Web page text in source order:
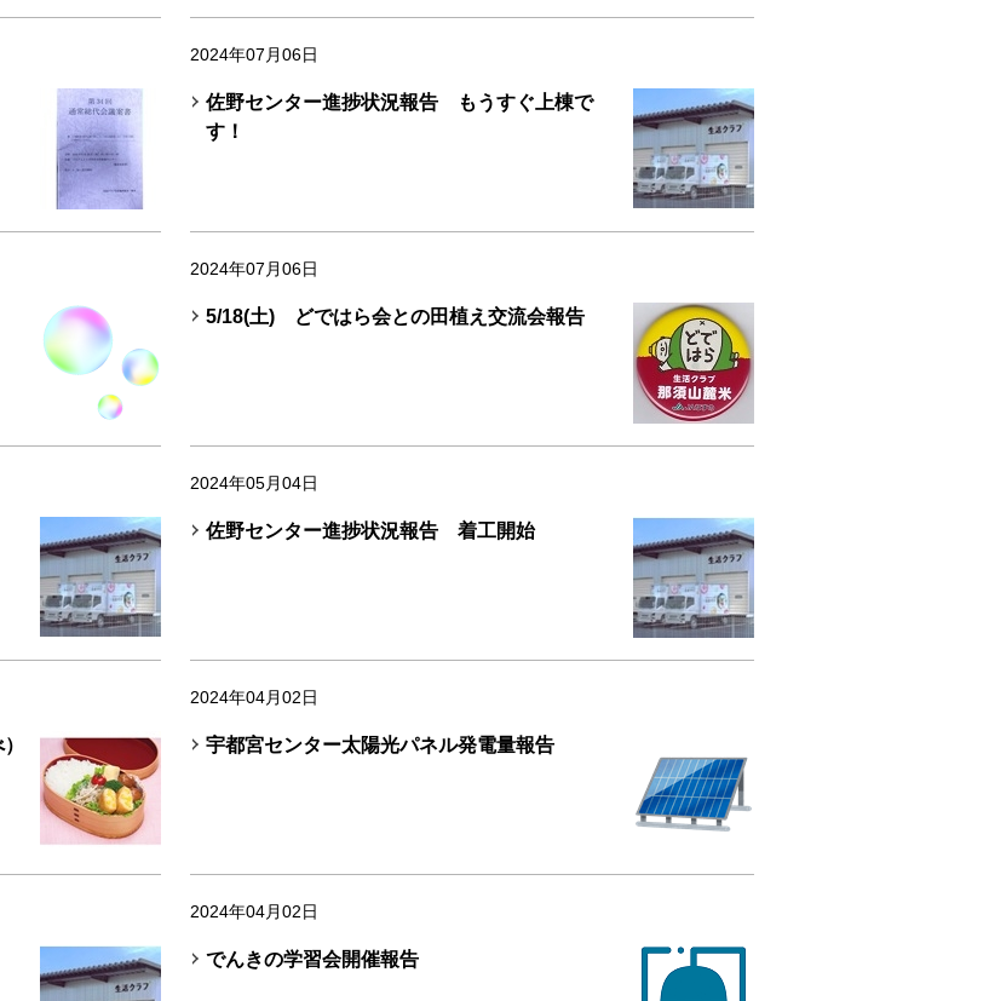
2024年07月06日
佐野センター進捗状況報告 もうすぐ上棟で
す！
2024年07月06日
5/18(土) どではら会との田植え交流会報告
2024年05月04日
佐野センター進捗状況報告 着工開始
2024年04月02日
宇都宮センター太陽光パネル発電量報告
2024年04月02日
でんきの学習会開催報告